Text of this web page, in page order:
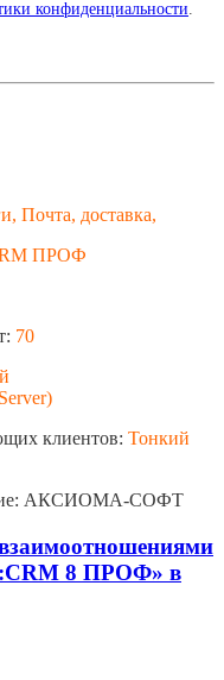
конфиденциальности.
Почта, доставка,
ПРОФ
70
клиентов: Тонкий
АКСИОМА-СОФТ
8 ПРОФ» в